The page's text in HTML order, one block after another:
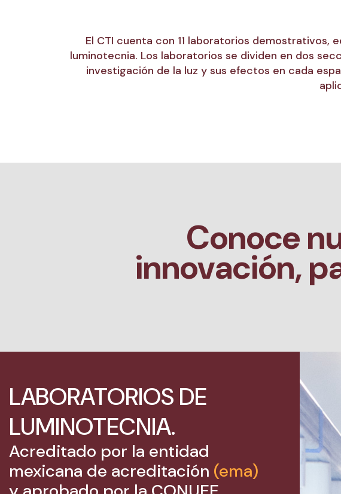
El CTI cuenta con 11 laboratorios
luminotecnia. Los laboratorios se dividen en dos
investigación de la luz y sus efectos en cada
Conoce
innovación,
LABORATORIOS DE
LUMINOTECNIA.
Acreditado por la entidad
mexicana de acreditación (ema)